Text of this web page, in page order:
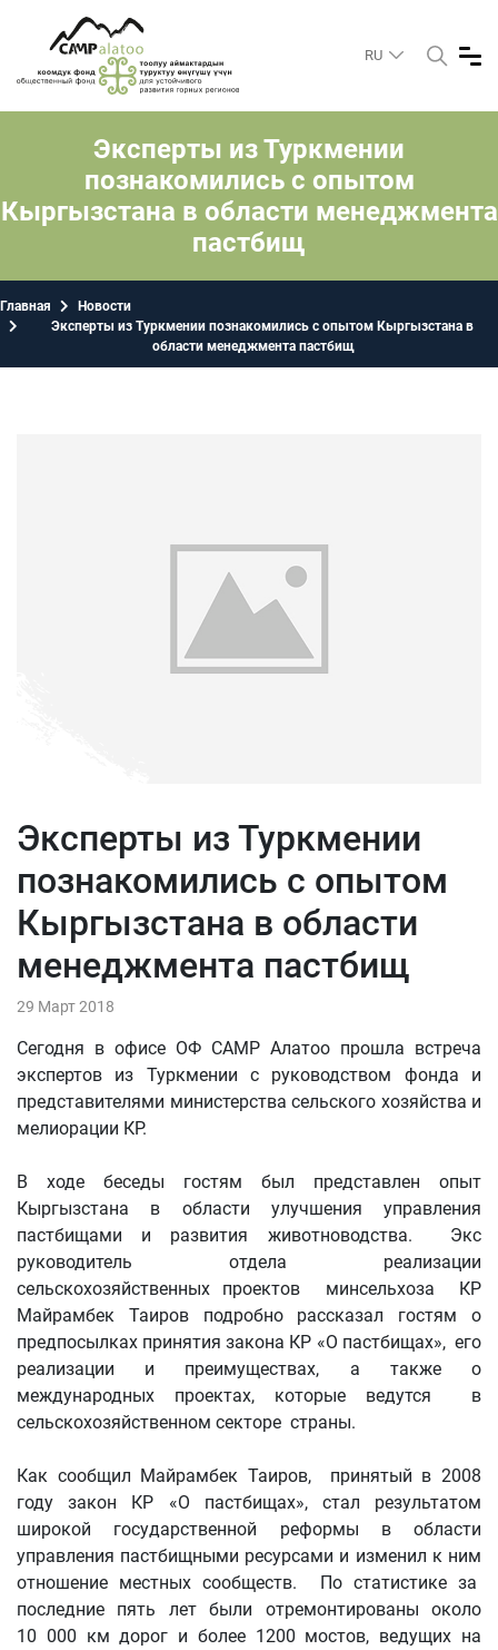
RU
Эксперты из Туркмении
познакомились с опытом
Кыргызстана в области менеджмента
пастбищ
Главная
Новости
Эксперты из Туркмении познакомились с опытом Кыргызстана в
области менеджмента пастбищ
Эксперты из Туркмении
познакомились с опытом
Кыргызстана в области
менеджмента пастбищ
29 Март 2018
Сегодня в офисе ОФ CAMP Алатоо прошла встреча
экспертов из Туркмении с руководством фонда и
представителями министерства сельского хозяйства и
мелиорации КР.
В ходе беседы гостям был представлен опыт
Кыргызстана в области улучшения управления
пастбищами и развития животноводства. Экс
руководитель отдела реализации
сельскохозяйственных проектов минсельхоза КР
Майрамбек Таиров подробно рассказал гостям о
предпосылках принятия закона КР «О пастбищах», его
реализации и преимуществах, а также о
международных проектах, которые ведутся в
сельскохозяйственном секторе страны.
Как сообщил Майрамбек Таиров, принятый в 2008
году закон КР «О пастбищах», стал результатом
широкой государственной реформы в области
управления пастбищными ресурсами и изменил к ним
отношение местных сообществ. По статистике за
последние пять лет были отремонтированы около
10 000 км дорог и более 1200 мостов, ведущих на